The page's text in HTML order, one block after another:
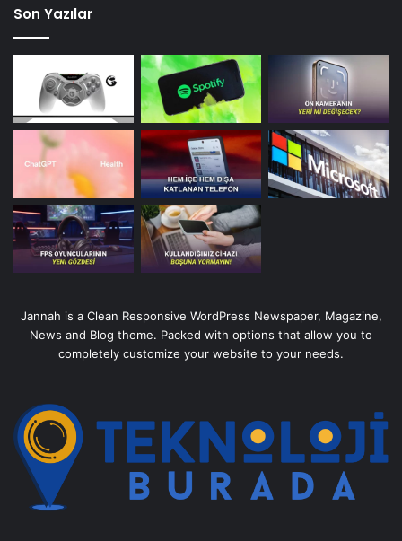
Son Yazılar
Jannah is a Clean Responsive WordPress Newspaper, Magazine,
News and Blog theme. Packed with options that allow you to
completely customize your website to your needs.